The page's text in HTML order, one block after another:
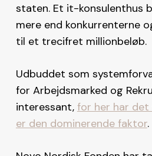
staten. Et it-konsulenthus
mere end konkurrenterne
til et trecifret millionbeløb.
Udbuddet som
for Arbejdsmarked og
interessant, for her har
er den dominerende faktor.